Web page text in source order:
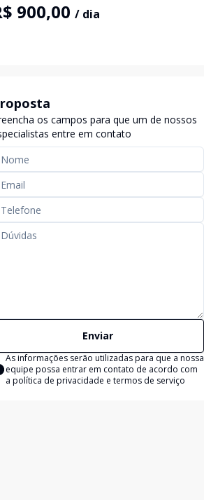
900,00 / dia
os campos para que um de nossos
entre em contato
Enviar
As informações serão utilizadas para que a nossa
equipe possa entrar em contato de acordo com
a política de privacidade e termos de serviço